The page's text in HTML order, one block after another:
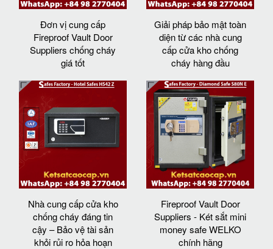
Đơn vị cung cấp
Fireproof Vault Door
Suppliers chống cháy
giá tốt
Giải pháp bảo mật toàn
diện từ các nhà cung
cấp cửa kho chống
cháy hàng đầu
Nhà cung cấp cửa kho
chống cháy đáng tin
cậy – Bảo vệ tài sản
khỏi rủi ro hỏa hoạn
Fireproof Vault Door
Suppliers - Két sắt mini
money safe WELKO
chính hãng